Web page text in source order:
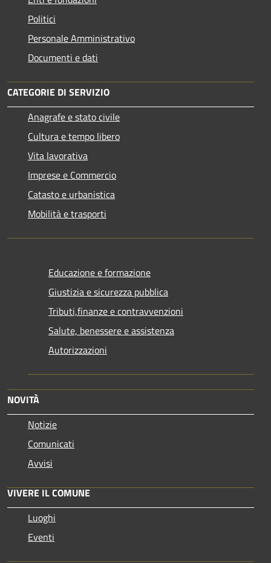
Politici
Personale Amministrativo
Documenti e dati
CATEGORIE DI SERVIZIO
Anagrafe e stato civile
Cultura e tempo libero
Vita lavorativa
Imprese e Commercio
Catasto e urbanistica
Mobilità e trasporti
Educazione e formazione
Giustizia e sicurezza pubblica
Tributi,finanze e contravvenzioni
Salute, benessere e assistenza
Autorizzazioni
NOVITÀ
Notizie
Comunicati
Avvisi
VIVERE IL COMUNE
Luoghi
Eventi